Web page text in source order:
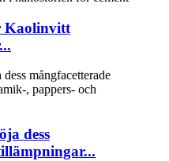
Kaolinvitt
dess